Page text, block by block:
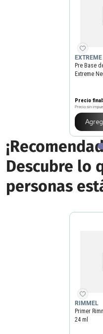
EXTREME
Pre Base
Extreme
Precio final
Precio sin
Descubre lo
personas
RIMMEL
Primer
24 ml